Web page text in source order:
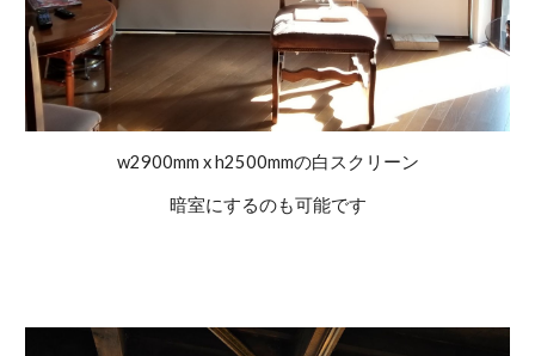
w2900mm x h2500mmの白スクリーン
暗室にするのも可能です